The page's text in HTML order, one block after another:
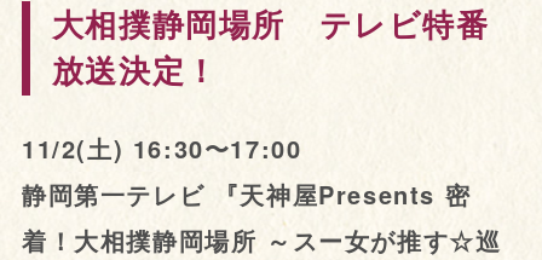
大相撲静岡場所 テレビ特番
放送決定！
11/2(土) 16:30〜17:00
静岡第一テレビ 『天神屋Presents 密
着！大相撲静岡場所 ～スー女が推す☆巡